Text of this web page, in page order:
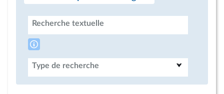
Recherche textuelle
Type de recherche